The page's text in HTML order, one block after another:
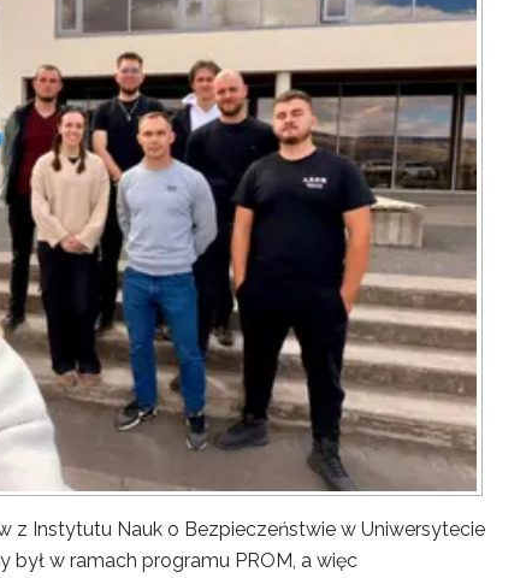
z Instytutu Nauk o Bezpieczeństwie w Uniwersytecie
był w ramach programu PROM, a więc